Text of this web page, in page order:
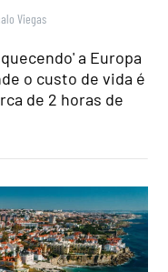
Viegas
a Europa
o custo de vida é
de 2 horas de